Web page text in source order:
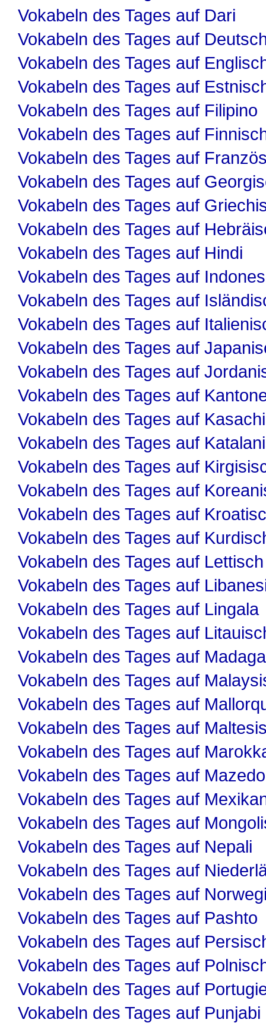
Vokabeln des Tages auf Dari
Vokabeln des Tages auf
Vokabeln des Tages auf
Vokabeln des Tages auf
Vokabeln des Tages auf Filipino
Vokabeln des Tages auf
Vokabeln des Tages auf
Vokabeln des Tages auf
Vokabeln des Tages auf
Vokabeln des Tages auf
Vokabeln des Tages auf Hindi
Vokabeln des Tages auf
Vokabeln des Tages auf
Vokabeln des Tages auf
Vokabeln des Tages auf
Vokabeln des Tages auf
Vokabeln des Tages auf
Vokabeln des Tages auf
Vokabeln des Tages auf
Vokabeln des Tages auf
Vokabeln des Tages auf
Vokabeln des Tages auf
Vokabeln des Tages auf
Vokabeln des Tages auf Lettisch
Vokabeln des Tages auf
Vokabeln des Tages auf Lingala
Vokabeln des Tages auf
Vokabeln des Tages auf
Vokabeln des Tages auf
Vokabeln des Tages auf
Vokabeln des Tages auf
Vokabeln des Tages auf
Vokabeln des Tages auf
Vokabeln des Tages auf
Vokabeln des Tages auf
Vokabeln des Tages auf Nepali
Vokabeln des Tages auf
Vokabeln des Tages auf
Vokabeln des Tages auf Pashto
Vokabeln des Tages auf
Vokabeln des Tages auf
Vokabeln des Tages auf
Vokabeln des Tages auf Punjabi